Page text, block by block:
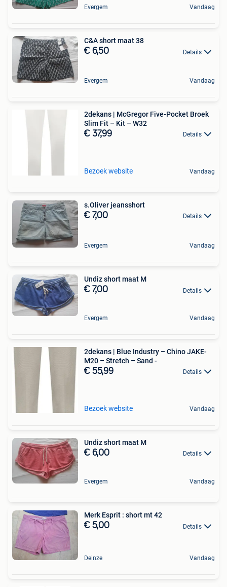
Evergem Vandaag
C&A short maat 38
€ 6,50 Details
Evergem Vandaag
2dekans | McGregor Five-Pocket Broek
Slim Fit – Kit – W32
€ 37,99 Details
Bezoek website Vandaag
s.Oliver jeansshort
€ 7,00 Details
Evergem Vandaag
Undiz short maat M
€ 7,00 Details
Evergem Vandaag
2dekans | Blue Industry – Chino JAKE-
M20 – Stretch – Sand -
€ 55,99 Details
Bezoek website Vandaag
Undiz short maat M
€ 6,00 Details
Evergem Vandaag
Merk Esprit : short mt 42
€ 5,00 Details
Deinze Vandaag